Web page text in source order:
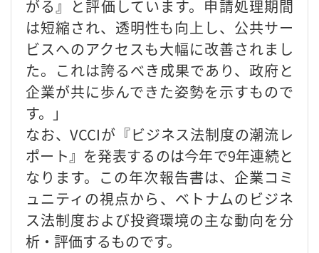
がる』と評価しています。申請処理期間
は短縮され、透明性も向上し、公共サー
ビスへのアクセスも大幅に改善されまし
た。これは誇るべき成果であり、政府と
企業が共に歩んできた姿勢を示すもので
す。」
なお、VCCIが『ビジネス法制度の潮流レ
ポート』を発表するのは今年で9年連続と
なります。この年次報告書は、企業コミ
ュニティの視点から、ベトナムのビジネ
ス法制度および投資環境の主な動向を分
析・評価するものです。